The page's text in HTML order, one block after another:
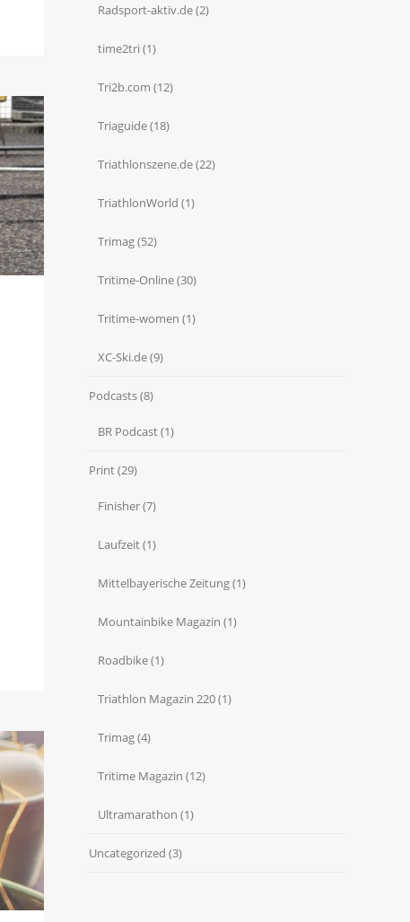
Radsport-aktiv.de(2)
time2tri (1)
Tri2b.com (12)
Triaguide(18)
Triathlonszene.de(22)
TriathlonWorld (1)
Trimag(52)
Tritime-Online(30)
Tritime-women (1)
XC-Ski.de(9)
Podcasts(8)
BR Podcast(1)
Print(29)
Finisher(7)
Laufzeit(1)
Mittelbayerische Zeitung(1)
Mountainbike Magazin (1)
Roadbike(1)
Triathlon Magazin 220(1)
Trimag(4)
Tritime Magazin (12)
Ultramarathon (1)
Uncategorized (3)